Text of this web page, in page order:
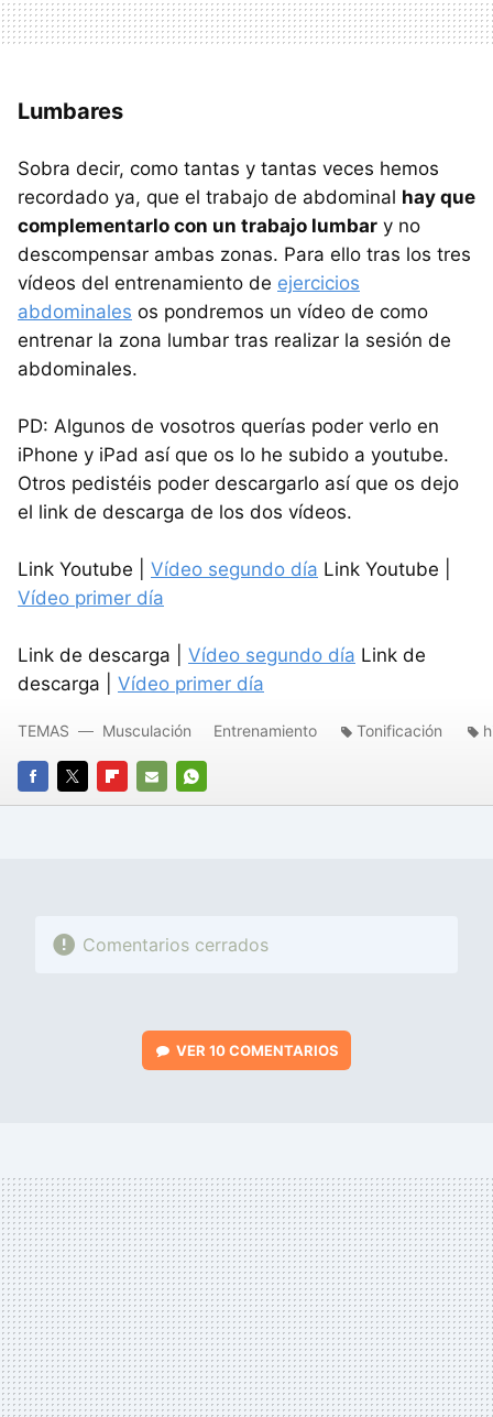
Lumbares
Sobra decir, como tantas y tantas veces hemos
recordado ya, que el trabajo de abdominal hay que
complementarlo con un trabajo lumbar y no
descompensar ambas zonas. Para ello tras los tres
vídeos del entrenamiento de ejercicios
abdominales os pondremos un vídeo de como
entrenar la zona lumbar tras realizar la sesión de
abdominales.
PD: Algunos de vosotros querías poder verlo en
iPhone y iPad así que os lo he subido a youtube.
Otros pedistéis poder descargarlo así que os dejo
el link de descarga de los dos vídeos.
Link Youtube | Vídeo segundo día Link Youtube |
Vídeo primer día
Link de descarga | Vídeo segundo día Link de
descarga | Vídeo primer día
FACEBOOK
TWITTERFLIPBOARD
E-
WHATSAPP
TEMAS Musculación Entrenamiento Tonificación
Comentarios cerrados
VER 10 COMENTARIOS